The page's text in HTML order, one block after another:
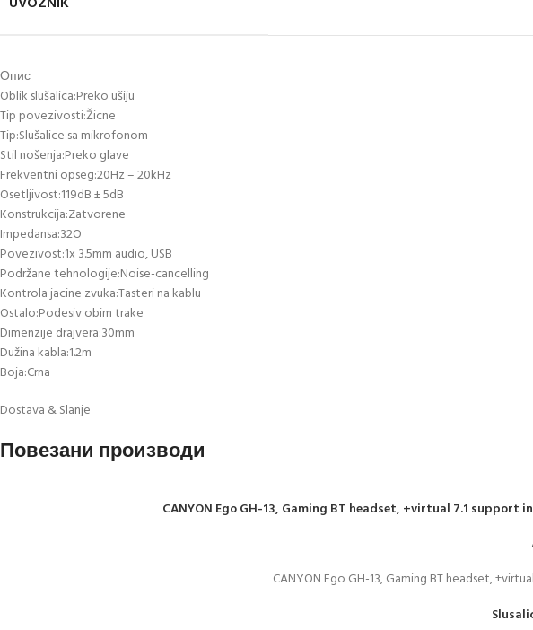
Опис
Oblik slušalica:Preko ušiju
Tip povezivosti:Žicne
Tip:Slušalice sa mikrofonom
Stil nošenja:Preko glave
Frekventni opseg:20Hz – 20kHz
Osetljivost:119dB ± 5dB
Konstrukcija:Zatvorene
Impedansa:32O
Povezivost:1x 3.5mm audio, USB
Podržane tehnologije:Noise-cancelling
Kontrola jacine zvuka:Tasteri na kablu
Ostalo:Podesiv obim trake
Dimenzije drajvera:30mm
Dužina kabla:1.2m
Boja:Crna
Dostava & Slanje
Повезани производи
CANYON Ego GH-13, Gaming BT headset, +virtual 7.1 support
CANYON Ego GH-13, Gaming BT headset,